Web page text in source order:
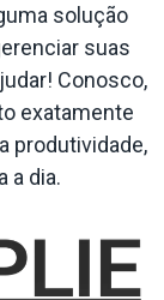
solução
suas
Conosco,
exatamente
produtividade,
a dia.